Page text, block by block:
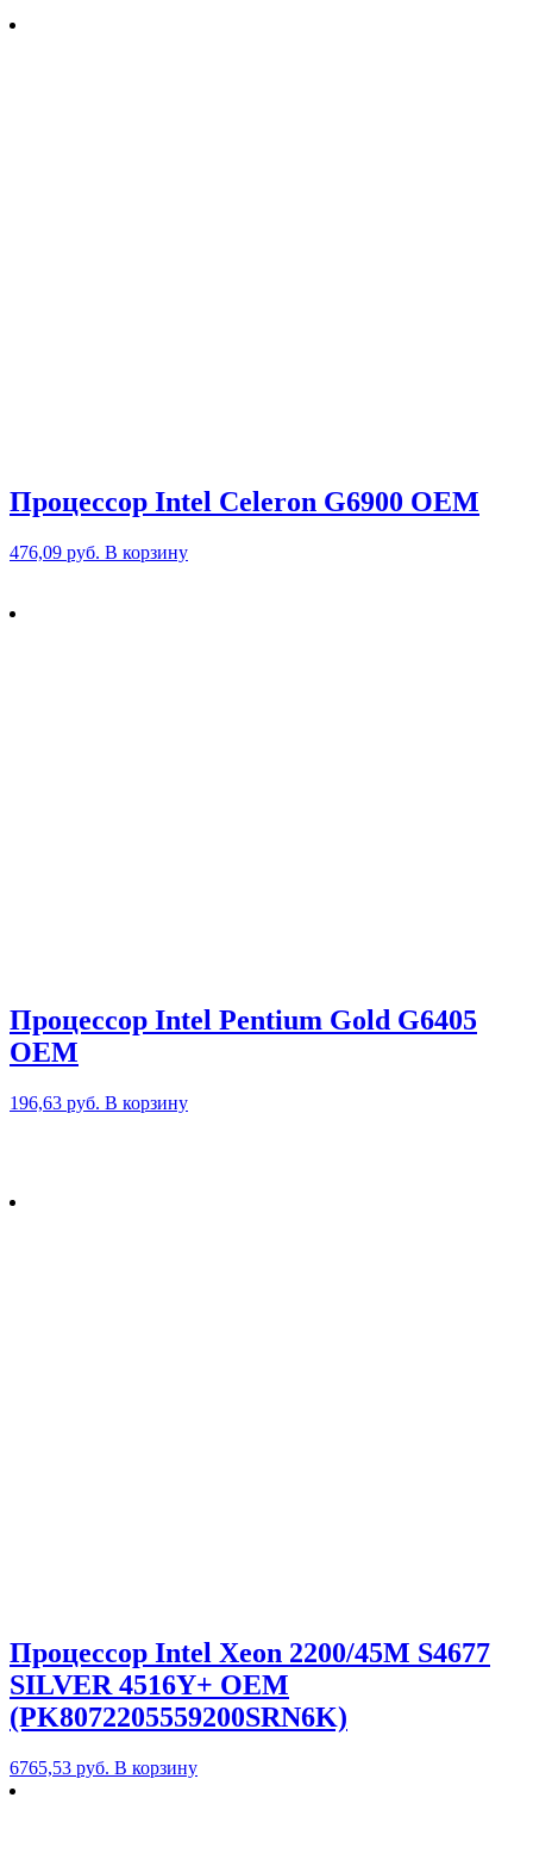
Процессор Intel Celeron G6900 OEM
476,09 руб. В корзину
Процессор Intel Pentium Gold G6405
OEM
196,63 руб. В корзину
Процессор Intel Xeon 2200/45M S4677
SILVER 4516Y+ OEM
(PK8072205559200SRN6K)
6765,53 руб. В корзину